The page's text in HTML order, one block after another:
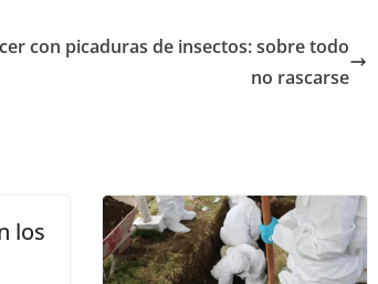
con picaduras de insectos: sobre todo
no rascarse
los